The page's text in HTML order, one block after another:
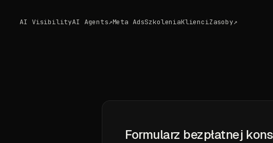
AI VisibilityAI Agents↗Meta AdsSzkoleniaKlienciZasoby↗
Formularz bezpłatnej